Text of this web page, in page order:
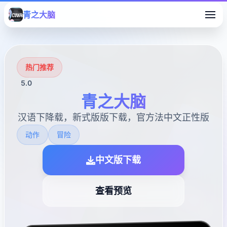
青之大脑
热门推荐
5.0
青之大脑
汉语下降载，新式版版下载，官方法中文正性版
动作 冒险
中文版下载
查看预览